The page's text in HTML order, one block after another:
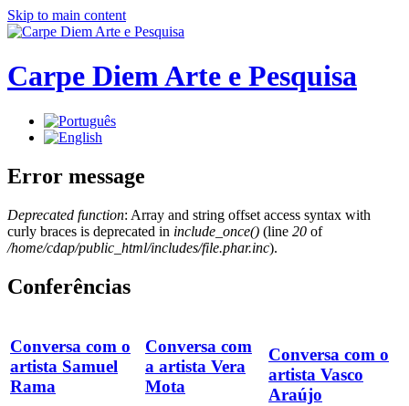
Skip to main content
Carpe Diem Arte e Pesquisa
Error message
Deprecated function: Array and string offset access syntax with
curly braces is deprecated in include_once() (line 20 of
/home/cdap/public_html/includes/file.phar.inc).
Conferências
Conversa com o
artista Samuel
Rama
Conversa com
a artista Vera
Mota
Conversa com o
artista Vasco
Araújo